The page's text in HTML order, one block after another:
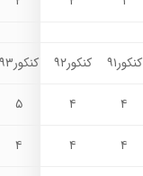
کنکور۹۱ کنکور۹۲ کنکور۹۳
۴ ۴ ۵
۴ ۴ ۴